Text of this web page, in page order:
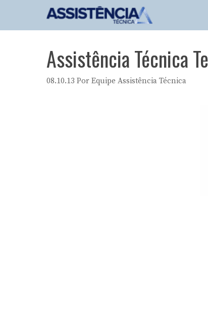
Assistência Técnica
08.10.13 Por Equipe Assistência Técnica